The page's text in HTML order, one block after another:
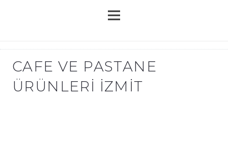
CAFE VE PASTANE
ÜRÜNLERI İZMIT